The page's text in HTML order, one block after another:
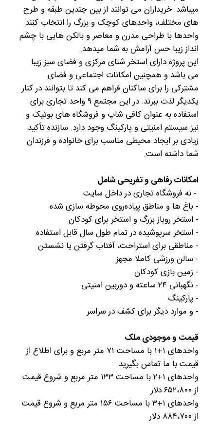
میباشد. خریداران می توانند از بین چندین طبقه و طرح
های مختلف، واحدهای کوچک و بزرگ را انتخاب کنند.
واحدها با طراحی مدرن و معاصر و بالکن هایی با چشم
انداز زیبا حس آرامش به شما میدهد.
این پروژه دارای استخر شنای مرکزی و فضای سبز زیبا
می باشد و همچنین امکانات اجتماعی و فضای
مشترکی را برای ساکنان فراهم می کند تا بتوانند در کنار
یکدیگر لذت ببرند. در این مجتمع ۹ واحد تجاری برای
استفاده به عنوان کافی شاپ و فروشگاه های بوتیک و
نیز سیستم امنیتی و پارکینگ وجود دارد. سازنده تأکید
زیادی بر ایجاد محیطی مناسب برای خانواده و فرزندان
شما داشته است.
امکانات رفاهی و تفریحی شامل
- نه فروشگاه تجاری در داخل سایت
- باغ ها و مناطق پیاده‌روی محوطه سازی شده
- استخر روباز بزرگ و استخر برای کودکان
- استخر سرپوشیده در تمام طول سال قابل استفاده
- مناطقی برای استراحت، آفتاب گرفتن یا نشستن
- سالن ورزشی کاملا مجهز
- زمین بازی کودکان
- نگهبانی ۲۴ ساعته و دوربین امنیتی
- پارکینگ
- و موارد دیگر برای کشف در سراسر
قیمت و موجودی ملک
واحدهای ۱+۱ با مساحت ۷۱ متر مربع و برای اطلاع از
قیمت با ما تماس بگیرید
واحدهای ۱+۲ با مساحت ۱۳۳ متر مربع و شروع قیمت
از ۶۵۲،۸۰۰ دلار
واحدهای ۱+۳ با مساحت ۱۵۶ متر مربع و شروع قیمت
از ۸۸۴،۷۰۰ دلار